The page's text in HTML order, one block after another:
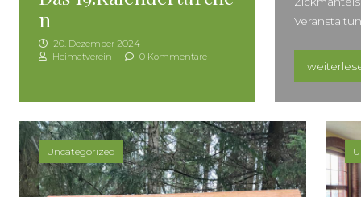
n
20. Dezember 2024
Heimatverein
0 Kommentare
„Honig
Uncategorized